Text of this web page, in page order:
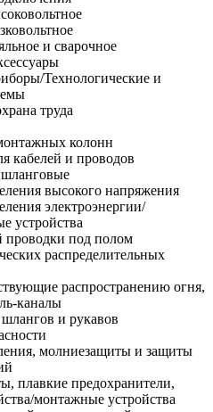
и сварочное
Технологические и
труда
колонн
кабелей и проводов
высокого напряжения
электроэнергии/
устройства
под полом
распределительных
распространению огня,
каналы
и рукавов
молниезащиты и защиты
плавкие предохранители,
монтажные устройства